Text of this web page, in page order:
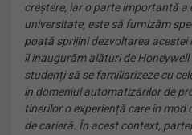
creștere, iar o parte importantă a
universitate, este să furnizăm
poată sprijini dezvoltarea
îl inaugurăm alături de
studenți să se familiarizeze cu
în domeniul automatizărilor de
tinerilor o experiență care în
de carieră. În acest context,